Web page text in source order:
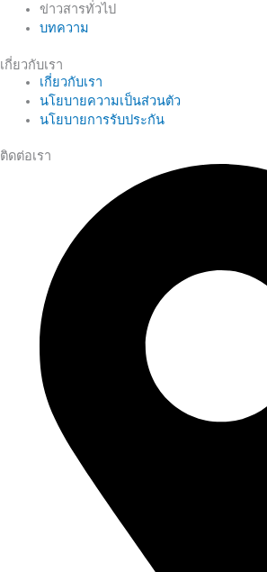
ข่าวสารทั่วไป
บทความ
เกี่ยวกับเรา
เกี่ยวกับเรา
นโยบายความเป็นส่วนตัว
นโยบายการรับประกัน
ติดต่อเรา